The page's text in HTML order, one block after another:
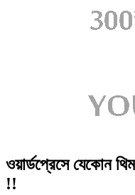
ওয়ার্ডপ্রেসে যেকোন
!!